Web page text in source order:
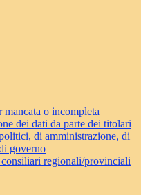
mancata o incompleta
dei dati da parte dei titolari
di amministrazione, di
governo
regionali/provinciali